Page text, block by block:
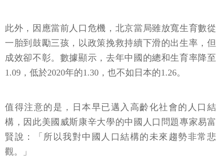
此外，因應當前人口危機，北京當局雖放寬生育數從
一胎到鼓勵三孩，以政策挽救持續下滑的出生率，但
成效卻不彰。數據顯示，去年中國的總和生育率降至
1.09，低於2020年的1.30，也不如日本的1.26。
值得注意的是，日本早已邁入高齡化社會的人口結
構，因此美國威斯康辛大學的中國人口問題專家易富
賢說：「所以我對中國人口結構的未來趨勢非常悲
觀。」